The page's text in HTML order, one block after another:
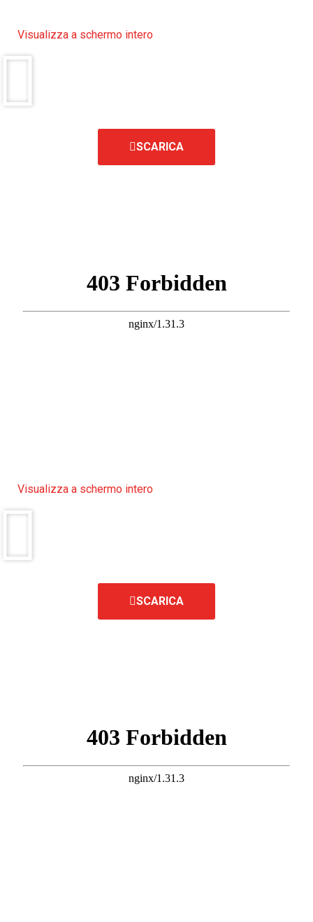
Visualizza a schermo intero
SCARICA
Visualizza a schermo intero
SCARICA